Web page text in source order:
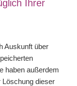
Ihrer
Auskunft über
haben außerdem
Löschung dieser